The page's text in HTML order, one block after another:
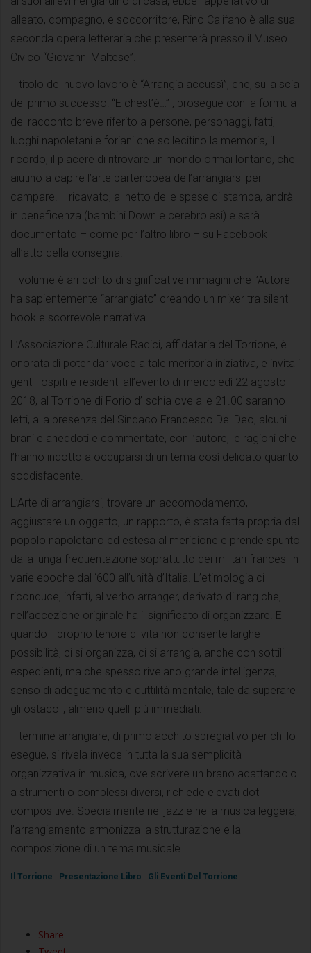
alleato, compagno, e soccorritore, Rino Califano è alla sua
seconda opera letteraria che presenterà presso il Museo
Civico “Giovanni Maltese”.
Il titolo del nuovo lavoro è “Arrangia accussì”, che, sulla scia
del primo successo: “E chest’è…” , prosegue con la formula
del racconto breve riferito a persone, personaggi, fatti,
luoghi napoletani e foriani che sollecitino la memoria, il
ricordo, il piacere di ritrovare un mondo ormai lontano, che
aiutino a capire l’arte partenopea dell’arrangiarsi per
campare. Il ricavato, al netto delle spese di stampa, andrà
in beneficenza (bambini Down e cerebrolesi) e sarà
documentato – come per l’altro libro – su Facebook
all’atto della consegna.
Il volume è arricchito di significative immagini che l’Autore
ha sapientemente “arrangiato” creando un mixer tra silent
book e scorrevole narrativa.
L’Associazione Culturale Radici, affidataria del Torrione, è
onorata di poter dar voce a tale meritoria iniziativa, e invita i
gentili ospiti e residenti all’evento di mercoledì 22 agosto
2018, al Torrione di Forio d’Ischia ove alle 21.00 saranno
letti, alla presenza del Sindaco Francesco Del Deo, alcuni
brani e aneddoti e commentate, con l’autore, le ragioni che
l’hanno indotto a occuparsi di un tema così delicato quanto
soddisfacente.
L’Arte di arrangiarsi, trovare un accomodamento,
aggiustare un oggetto, un rapporto, è stata fatta propria dal
popolo napoletano ed estesa al meridione e prende spunto
dalla lunga frequentazione soprattutto dei militari francesi in
varie epoche dal ‘600 all’unità d’Italia. L’etimologia ci
riconduce, infatti, al verbo arranger, derivato di rang che,
nell’accezione originale ha il significato di organizzare. E
quando il proprio tenore di vita non consente larghe
possibilità, ci si organizza, ci si arrangia, anche con sottili
espedienti, ma che spesso rivelano grande intelligenza,
senso di adeguamento e duttilità mentale, tale da superare
gli ostacoli, almeno quelli più immediati.
Il termine arrangiare, di primo acchito spregiativo per chi lo
esegue, si rivela invece in tutta la sua semplicità
organizzativa in musica, ove scrivere un brano adattandolo
a strumenti o complessi diversi, richiede elevati doti
compositive. Specialmente nel jazz e nella musica leggera,
l’arrangiamento armonizza la strutturazione e la
composizione di un tema musicale.
Il Torrione Presentazione Libro Gli Eventi Del Torrione
Share